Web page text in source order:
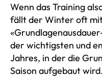
Wenn das Training
fällt der Winter oft
der wichtigsten und
Jahres, in der die
Saison aufgebaut wird.